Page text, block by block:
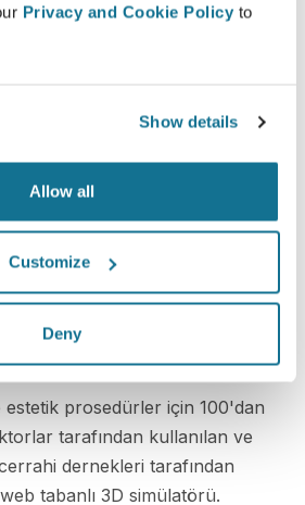
Privacy and Cookie Policy to
Show details
Allow all
Customize
Deny
ve güvenli
güvenli ve gizli kalır.
teknoloji
prosedürler için 100'dan
tarafından kullanılan ve
dernekleri tarafından
tabanlı 3D simülatörü.